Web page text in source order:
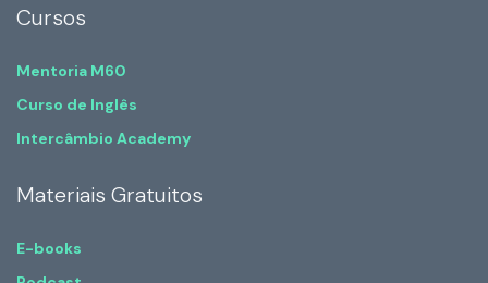
Cursos
Mentoria M60
Curso de Inglês
Intercâmbio Academy
Materiais Gratuitos
E-books